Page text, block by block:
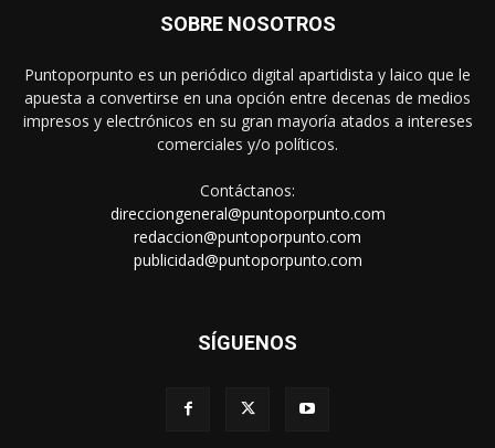
SOBRE NOSOTROS
Puntoporpunto es un periódico digital apartidista y laico que le
apuesta a convertirse en una opción entre decenas de medios
impresos y electrónicos en su gran mayoría atados a intereses
comerciales y/o políticos.
Contáctanos:
direcciongeneral@puntoporpunto.com
redaccion@puntoporpunto.com
publicidad@puntoporpunto.com
SÍGUENOS